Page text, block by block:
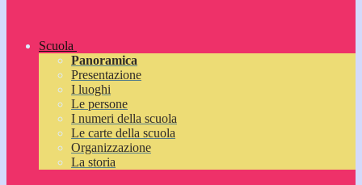
Scuola
Panoramica
Presentazione
I luoghi
Le persone
I numeri della scuola
Le carte della scuola
Organizzazione
La storia